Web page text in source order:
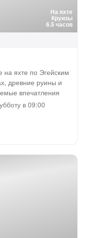
На яхте
Круизы
6.5 часов
на яхте по Эгейским
древние руины и
впечатления
в 09:00